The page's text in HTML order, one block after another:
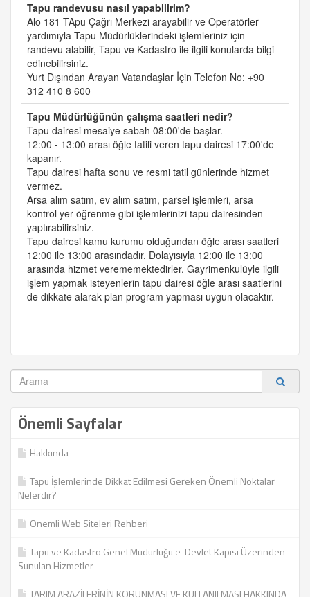
Tapu randevusu nasıl yapabilirim?
Alo 181 TApu Çağrı Merkezi arayabilir ve Operatörler
yardımıyla Tapu Müdürlüklerindeki işlemleriniz için
randevu alabilir, Tapu ve Kadastro ile ilgili konularda bilgi
edinebilirsiniz.
Yurt Dışından Arayan Vatandaşlar İçin Telefon No: +90
312 410 8 600
Tapu Müdürlüğünün çalışma saatleri nedir?
Tapu dairesi mesaiye sabah 08:00'de başlar.
12:00 - 13:00 arası öğle tatili veren tapu dairesi 17:00'de
kapanır.
Tapu dairesi hafta sonu ve resmi tatil günlerinde hizmet
vermez.
Arsa alım satım, ev alım satım, parsel işlemleri, arsa
kontrol yer öğrenme gibi işlemlerinizi tapu dairesinden
yaptırabilirsiniz.
Tapu dairesi kamu kurumu olduğundan öğle arası saatleri
12:00 ile 13:00 arasındadır. Dolayısıyla 12:00 ile 13:00
arasında hizmet verememektedirler. Gayrimenkulüyle ilgili
işlem yapmak isteyenlerin tapu dairesi öğle arası saatlerini
de dikkate alarak plan program yapması uygun olacaktır.
Önemli Sayfalar
Hakkında
Tapu İşlemlerinde Dikkat Edilmesi Gereken Önemli Noktalar
Nelerdir?
Önemli Web Siteleri Rehberi
Tapu ve Kadastro Genel Müdürlüğü e-Devlet Kapısı Üzerinden
Sunulan Hizmetler
TARIM ARAZİLERİNİN KORUNMASI VE KULLANILMASI HAKKINDA